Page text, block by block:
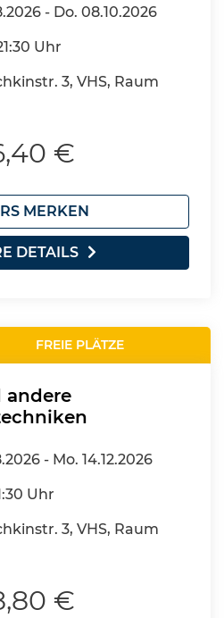
- Do. 08.10.2026
Uhr
3, VHS, Raum
€
MERKEN
DETAILS
FREIE PLÄTZE
andere
- Mo. 14.12.2026
Uhr
3, VHS, Raum
€